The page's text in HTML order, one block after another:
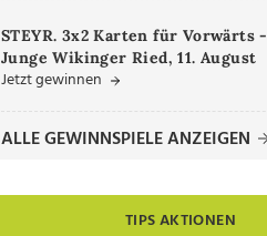
STEYR. 3x2 Karten für Vorwärts -
Junge Wikinger Ried, 11. August
Jetzt gewinnen
ALLE GEWINNSPIELE ANZEIGEN
TIPS AKTIONEN